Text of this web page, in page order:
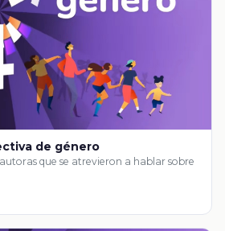
de género
que se atrevieron a hablar sobre